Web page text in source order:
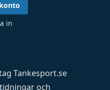
Tankesport.se
och
in